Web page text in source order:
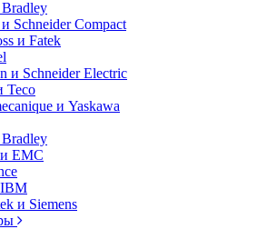
Schneider Compact
и Fatek
и Schneider Electric
Teco
и Yaskawa
EMC
и Siemens